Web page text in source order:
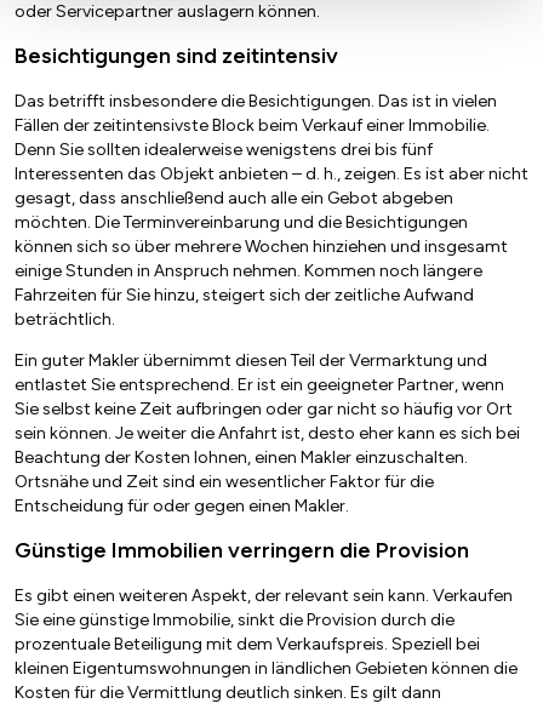
oder Servicepartner auslagern können.
Besichtigungen sind zeitintensiv
Das betrifft insbesondere die Besichtigungen. Das ist in vielen
Fällen der zeitintensivste Block beim Verkauf einer Immobilie.
Denn Sie sollten idealerweise wenigstens drei bis fünf
Interessenten das Objekt anbieten – d. h., zeigen. Es ist aber nicht
gesagt, dass anschließend auch alle ein Gebot abgeben
möchten. Die Terminvereinbarung und die Besichtigungen
können sich so über mehrere Wochen hinziehen und insgesamt
einige Stunden in Anspruch nehmen. Kommen noch längere
Fahrzeiten für Sie hinzu, steigert sich der zeitliche Aufwand
beträchtlich.
Ein guter Makler übernimmt diesen Teil der Vermarktung und
entlastet Sie entsprechend. Er ist ein geeigneter Partner, wenn
Sie selbst keine Zeit aufbringen oder gar nicht so häufig vor Ort
sein können. Je weiter die Anfahrt ist, desto eher kann es sich bei
Beachtung der Kosten lohnen, einen Makler einzuschalten.
Ortsnähe und Zeit sind ein wesentlicher Faktor für die
Entscheidung für oder gegen einen Makler.
Günstige Immobilien verringern die Provision
Es gibt einen weiteren Aspekt, der relevant sein kann. Verkaufen
Sie eine günstige Immobilie, sinkt die Provision durch die
prozentuale Beteiligung mit dem Verkaufspreis. Speziell bei
kleinen Eigentumswohnungen in ländlichen Gebieten können die
Kosten für die Vermittlung deutlich sinken. Es gilt dann